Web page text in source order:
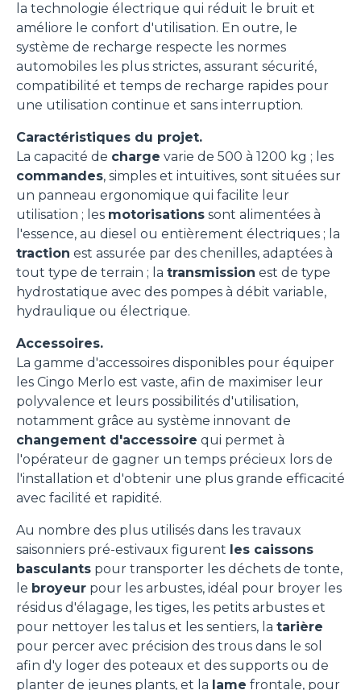
la technologie électrique qui réduit le bruit et
améliore le confort d'utilisation. En outre, le
système de recharge respecte les normes
automobiles les plus strictes, assurant sécurité,
compatibilité et temps de recharge rapides pour
une utilisation continue et sans interruption.
Caractéristiques du projet.
La capacité de charge varie de 500 à 1200 kg ; les
commandes, simples et intuitives, sont situées sur
un panneau ergonomique qui facilite leur
utilisation ; les motorisations sont alimentées à
l'essence, au diesel ou entièrement électriques ; la
traction est assurée par des chenilles, adaptées à
tout type de terrain ; la transmission est de type
hydrostatique avec des pompes à débit variable,
hydraulique ou électrique.
Accessoires.
La gamme d'accessoires disponibles pour équiper
les Cingo Merlo est vaste, afin de maximiser leur
polyvalence et leurs possibilités d'utilisation,
notamment grâce au système innovant de
changement d'accessoire qui permet à
l'opérateur de gagner un temps précieux lors de
l'installation et d'obtenir une plus grande efficacité
avec facilité et rapidité.
Au nombre des plus utilisés dans les travaux
saisonniers pré-estivaux figurent les caissons
basculants pour transporter les déchets de tonte,
le broyeur pour les arbustes, idéal pour broyer les
résidus d'élagage, les tiges, les petits arbustes et
pour nettoyer les talus et les sentiers, la tarière
pour percer avec précision des trous dans le sol
afin d'y loger des poteaux et des supports ou de
planter de jeunes plants, et la lame frontale, pour